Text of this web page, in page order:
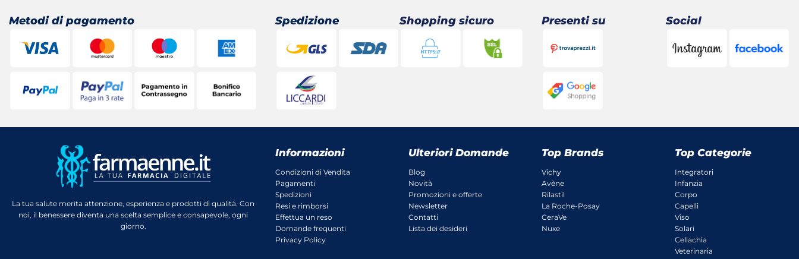
Metodi di pagamento Spedizione Shopping sicuro Presenti su Social
La tua salute merita attenzione, esperienza e prodotti di qualità. Con
noi, il benessere diventa una scelta semplice e consapevole, ogni
giorno.
Informazioni
Condizioni di Vendita
Pagamenti
Spedizioni
Resi e rimborsi
Effettua un reso
Domande frequenti
Privacy Policy
Ulteriori Domande
Blog
Novità
Promozioni e offerte
Newsletter
Contatti
Lista dei desideri
Top Brands
Vichy
Avène
Rilastil
La Roche-Posay
CeraVe
Nuxe
Top Categorie
Integratori
Infanzia
Corpo
Capelli
Viso
Solari
Celiachia
Veterinaria